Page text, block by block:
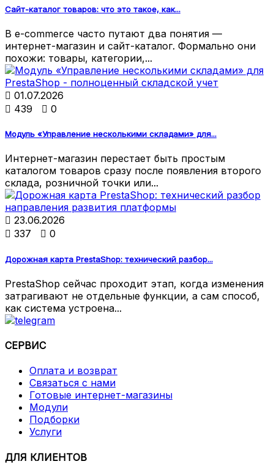
Сайт-каталог товаров: что это такое, как...
В e-commerce часто путают два понятия —
интернет-магазин и сайт-каталог. Формально они
похожи: товары, категории,...
 01.07.2026
 439  0
Модуль «Управление несколькими складами» для...
Интернет-магазин перестает быть простым
каталогом товаров сразу после появления второго
склада, розничной точки или...
 23.06.2026
 337  0
Дорожная карта PrestaShop: технический разбор...
PrestaShop сейчас проходит этап, когда изменения
затрагивают не отдельные функции, а сам способ,
как система устроена...
СЕРВИС
Оплата и возврат
Связаться с нами
Готовые интернет-магазины
Модули
Подборки
Услуги
ДЛЯ КЛИЕНТОВ